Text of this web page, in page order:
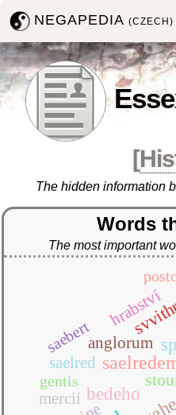
NEGAPEDIA(CZECH)
[
The hidden information
Words
The most important
bedeho
anglorum
hrabství
mercií
saelred
gentis
saebert